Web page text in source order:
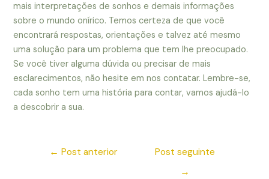
mais interpretações de sonhos e demais informações
sobre o mundo onírico. Temos certeza de que você
encontrará respostas, orientações e talvez até mesmo
uma solução para um problema que tem lhe preocupado.
Se você tiver alguma dúvida ou precisar de mais
esclarecimentos, não hesite em nos contatar. Lembre-se,
cada sonho tem uma história para contar, vamos ajudá-lo
a descobrir a sua.
← Post anterior
Post seguinte
→